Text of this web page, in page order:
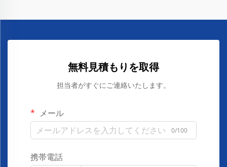
無料見積もりを取得
担当者がすぐにご連絡いたします。
メール
0/100
携帯電話